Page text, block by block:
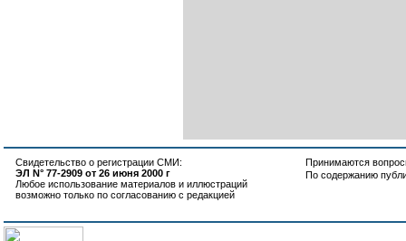
Свидетельство о регистрации СМИ:
ЭЛ N° 77-2909 от 26 июня 2000 г
Любое использование материалов и иллюстраций
возможно только по согласованию с редакцией
Принимаются
По содержанию